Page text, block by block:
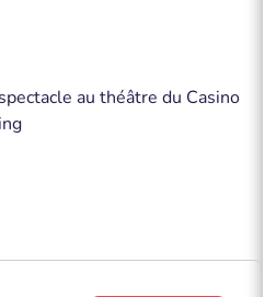
au théâtre du Casino